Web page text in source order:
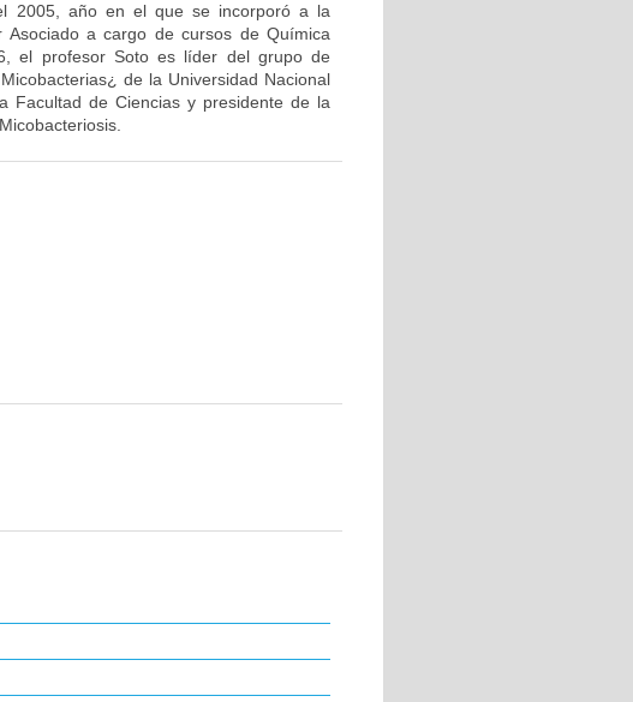
2005, año en el que se incorporó a la
Asociado a cargo de cursos de Química
el profesor Soto es líder del grupo de
de la Universidad Nacional
Facultad de Ciencias y presidente de la